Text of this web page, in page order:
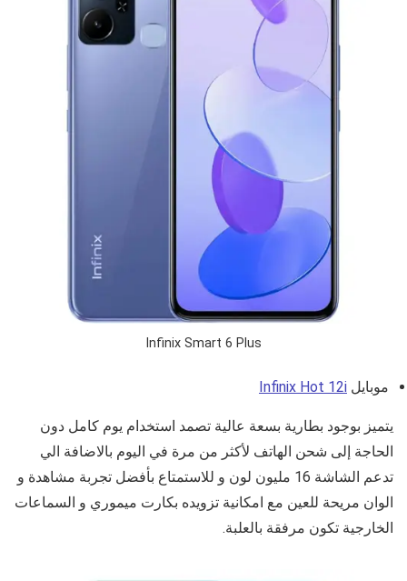
Infinix Smart 6 Plus
موبايل Infinix Hot 12i
يتميز بوجود بطارية بسعة عالية تصمد استخدام يوم كامل دون
الحاجة إلى شحن الهاتف لأكثر من مرة في اليوم بالاضافة الي
تدعم الشاشة 16 مليون لون و للاستمتاع بأفضل تجربة مشاهدة و
الوان مريحة للعين مع امكانية تزويده بكارت ميموري و السماعات
الخارجية تكون مرفقة بالعلبة.